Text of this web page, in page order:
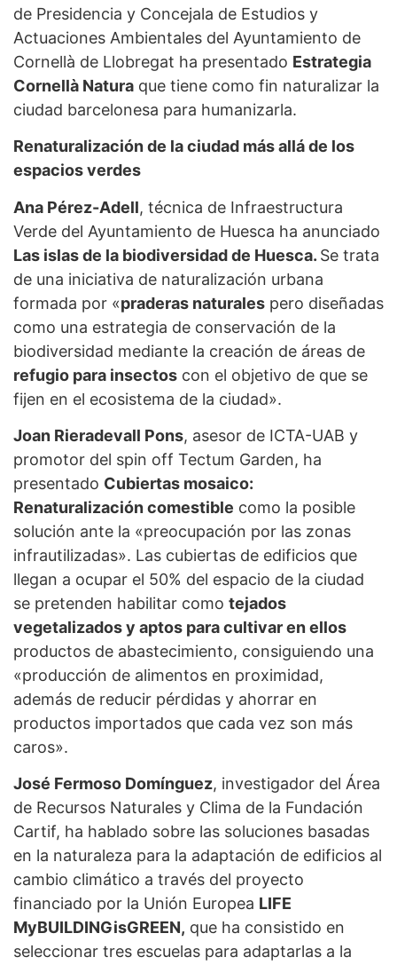
de Presidencia y Concejala de Estudios y
Actuaciones Ambientales del Ayuntamiento de
Cornellà de Llobregat ha presentado Estrategia
Cornellà Natura que tiene como fin naturalizar la
ciudad barcelonesa para humanizarla.
Renaturalización de la ciudad más allá de los
espacios verdes
Ana Pérez-Adell, técnica de Infraestructura
Verde del Ayuntamiento de Huesca ha anunciado
Las islas de la biodiversidad de Huesca. Se trata
de una iniciativa de naturalización urbana
formada por «praderas naturales pero diseñadas
como una estrategia de conservación de la
biodiversidad mediante la creación de áreas de
refugio para insectos con el objetivo de que se
fijen en el ecosistema de la ciudad».
Joan Rieradevall Pons, asesor de ICTA-UAB y
promotor del spin off Tectum Garden, ha
presentado Cubiertas mosaico:
Renaturalización comestible como la posible
solución ante la «preocupación por las zonas
infrautilizadas». Las cubiertas de edificios que
llegan a ocupar el 50% del espacio de la ciudad
se pretenden habilitar como tejados
vegetalizados y aptos para cultivar en ellos
productos de abastecimiento, consiguiendo una
«producción de alimentos en proximidad,
además de reducir pérdidas y ahorrar en
productos importados que cada vez son más
caros».
José Fermoso Domínguez, investigador del Área
de Recursos Naturales y Clima de la Fundación
Cartif, ha hablado sobre las soluciones basadas
en la naturaleza para la adaptación de edificios al
cambio climático a través del proyecto
financiado por la Unión Europea LIFE
MyBUILDINGisGREEN, que ha consistido en
seleccionar tres escuelas para adaptarlas a la